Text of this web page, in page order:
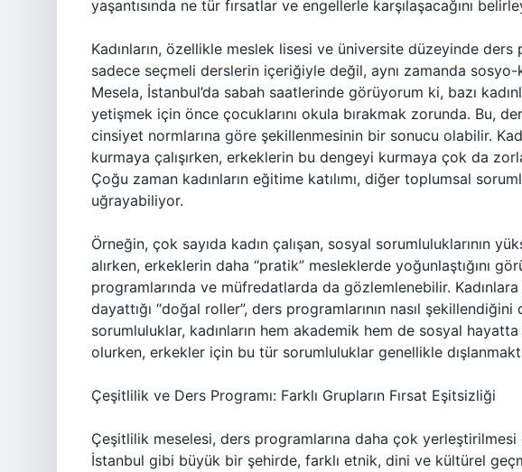
yaşantısında ne tür fırsatlar ve engellerle karşılaşacağını
Kadınların, özellikle meslek lisesi ve üniversite düzeyinde ders
sadece seçmeli derslerin içeriğiyle değil, aynı zamanda
Mesela, İstanbul’da sabah saatlerinde görüyorum ki, bazı
yetişmek için önce çocuklarını okula bırakmak zorunda. Bu,
cinsiyet normlarına göre şekillenmesinin bir sonucu olabilir.
kurmaya çalışırken, erkeklerin bu dengeyi kurmaya çok da
Çoğu zaman kadınların eğitime katılımı, diğer toplumsal
uğrayabiliyor.
Örneğin, çok sayıda kadın çalışan, sosyal sorumluluklarının
alırken, erkeklerin daha “pratik” mesleklerde yoğunlaştığını
programlarında ve müfredatlarda da gözlemlenebilir.
dayattığı “doğal roller”, ders programlarının nasıl
sorumluluklar, kadınların hem akademik hem de sosyal
olurken, erkekler için bu tür sorumluluklar genellikle
Çeşitlilik ve Ders Programı: Farklı Grupların Fırsat Eşitsizliği
Çeşitlilik meselesi, ders programlarına daha çok
İstanbul gibi büyük bir şehirde, farklı etnik, dini ve kültürel